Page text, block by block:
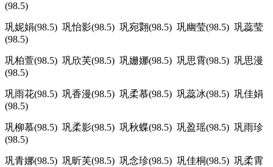
(98.5)
巩妮娟(98.5) 巩怡影(98.5) 巩宛翾(98.5) 巩幽莹(98.5) 巩蕊莹
(98.5)
巩柏萱(98.5) 巩欣芙(98.5) 巩姗娜(98.5) 巩思霄(98.5) 巩思漫
(98.5)
巩雨花(98.5) 巩香漫(98.5) 巩柔慕(98.5) 巩蕊冰(98.5) 巩佳娟
(98.5)
巩柳慕(98.5) 巩柔影(98.5) 巩秋蝶(98.5) 巩盈瑶(98.5) 巩雨珍
(98.5)
巩青娜(98.5) 巩昕芙(98.5) 巩念珍(98.5) 巩佳桐(98.5) 巩柔霄